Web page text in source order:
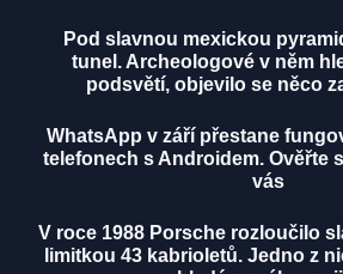
Pod slavnou mexickou
tunel. Archeologové v něm
podsvětí, objevilo se něco
WhatsApp v září přestane
telefonech s Androidem. Ověřte
vás
V roce 1988 Porsche rozloučilo
limitkou 43 kabrioletů. Jedno z